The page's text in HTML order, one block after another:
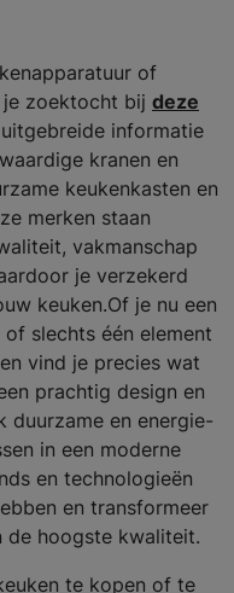
of
zoektocht bij deze
informatie
kranen en
keukenkasten en
merken staan
vakmanschap
je verzekerd
keuken.Of je nu een
slechts één element
vind je precies wat
prachtig design en
duurzame en energie-
in een moderne
en technologieën
en transformeer
de hoogste kwaliteit.
te kopen of te